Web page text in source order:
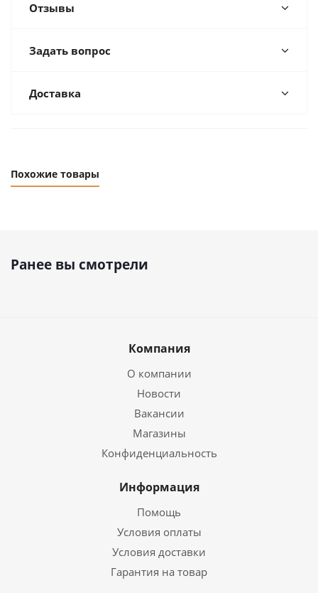
Отзывы
Задать вопрос
Доставка
Похожие товары
Ранее вы смотрели
Компания
О компании
Новости
Вакансии
Магазины
Конфиденциальность
Информация
Помощь
Условия оплаты
Условия доставки
Гарантия на товар